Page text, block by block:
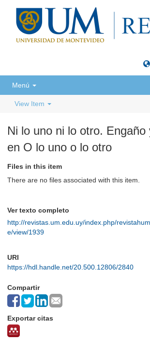
Menú
View Item
Ni lo uno ni lo otro. Engaño
en O lo uno o lo otro
Files in this item
There are no files associated with this item.
Ver texto completo
http://revistas.um.edu.uy/index.php/
e/view/1939
URI
https://hdl.handle.net/20.500.12806/2840
Compartir
Exportar citas